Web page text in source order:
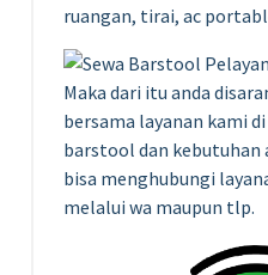
ruangan, tirai, ac
Maka dari itu anda
bersama layanan kami
barstool dan kebutuhan
bisa menghubungi
melalui wa maupun tlp.